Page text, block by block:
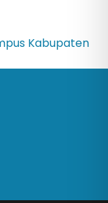
Kabupaten